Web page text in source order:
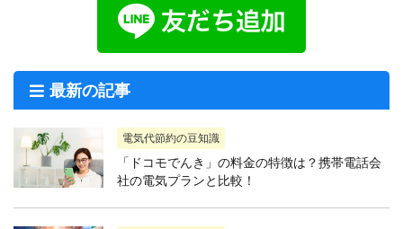
最新の記事
電気代節約の豆知識
「ドコモでんき」の料金の特徴は？携帯電話会
社の電気プランと比較！